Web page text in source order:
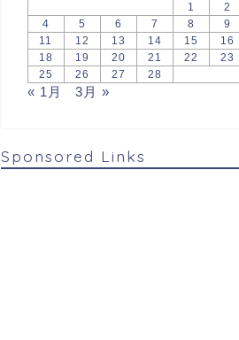
1
2
4
5 6 7 8 9
11
12 13 14 15 16
18
19 20 21 22 23
25
26 27 28
« 1月 3月 »
Sponsored Links